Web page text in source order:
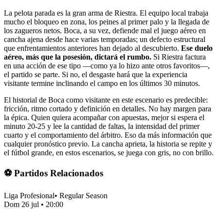
La pelota parada es la gran arma de Riestra. El equipo local trabaja
mucho el bloqueo en zona, los peines al primer palo y la llegada de
los zagueros netos. Boca, a su vez, defiende mal el juego aéreo en
cancha ajena desde hace varias temporadas; un defecto estructural
que enfrentamientos anteriores han dejado al descubierto. Ese duelo
aéreo, más que la posesión, dictará el rumbo. Si Riestra factura
en una acción de ese tipo —como ya lo hizo ante otros favoritos—,
el partido se parte. Si no, el desgaste hará que la experiencia
visitante termine inclinando el campo en los últimos 30 minutos.
El historial de Boca como visitante en este escenario es predecible:
fricción, ritmo cortado y definición en detalles. No hay margen para
la épica. Quien quiera acompañar con apuestas, mejor si espera el
minuto 20-25 y lee la cantidad de faltas, la intensidad del primer
cuarto y el comportamiento del árbitro. Eso da más información que
cualquier pronóstico previo. La cancha aprieta, la historia se repite y
el fútbol grande, en estos escenarios, se juega con gris, no con brillo.
⚽ Partidos Relacionados
Liga Profesional• Regular Season
Dom 26 jul • 20:00